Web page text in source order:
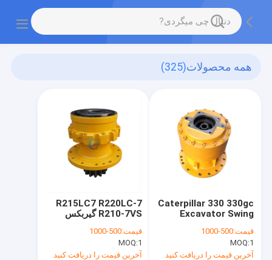
همه محصولات(325)
R215LC7 R220LC-7
R210-7VS گیربکس
12100 39N6-12101
39N6-12102
قیمت:500-1000
MOQ:1
آخرین قیمت را دریافت کنید
Caterpillar 330 330gc
Excavator Swing
7154 536-7287 536-
7293 ماشین حفاری
قیمت:500-1000
MOQ:1
آخرین قیمت را دریافت کنید